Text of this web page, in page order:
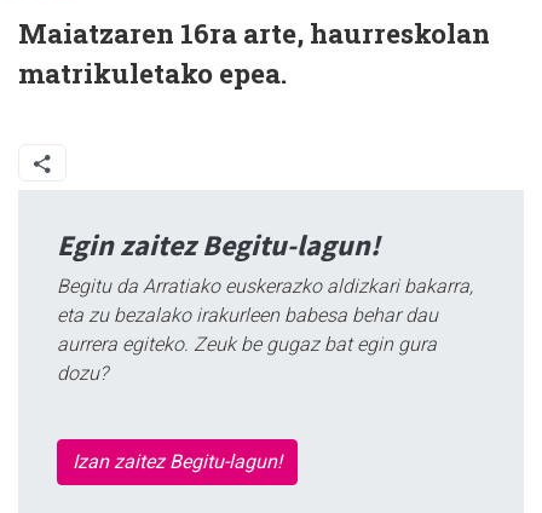
Maiatzaren 16ra arte, haurreskolan
matrikuletako epea.
Egin zaitez Begitu-lagun!
Begitu da Arratiako euskerazko aldizkari bakarra,
eta zu bezalako irakurleen babesa behar dau
aurrera egiteko. Zeuk be gugaz bat egin gura
dozu?
Izan zaitez Begitu-lagun!